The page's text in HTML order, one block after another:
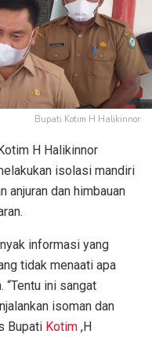
Bupati Kotim H Halikinnor
H Halikinnor
isolasi mandiri
anjuran dan himbauan
informasi yang
tidak menaati apa
“Tentu ini sangat
isoman dan
Bupati Kotim ,H